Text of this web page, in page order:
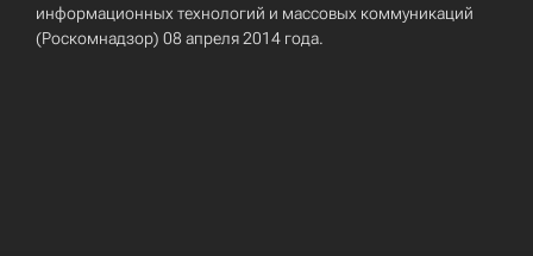
информационных технологий и массовых коммуникаций
(Роскомнадзор) 08 апреля 2014 года.